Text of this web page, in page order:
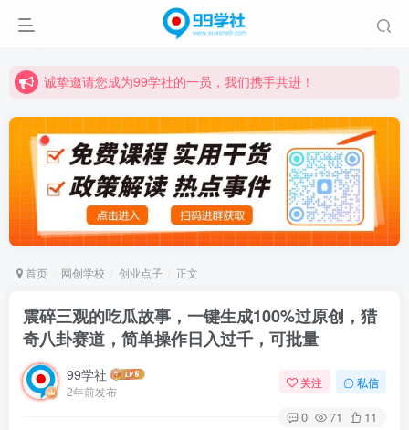
诚挚邀请您成为99学社的一员，我们携手共进！
诚挚邀请您成为99学社的一员，我们携手共进！
学习路上不孤独，99学社与你同行！分享全网优质VIP资源，炒股教程、创业教程、网络营销教程、自媒体短视频教程等，长期更新各大精品创业项目！
首页 网创学校 创业点子 正文
震碎三观的吃瓜故事，一键生成100%过原创，猎
奇八卦赛道，简单操作日入过千，可批量
99学社
2年前发布
关注 私信
0 71 11